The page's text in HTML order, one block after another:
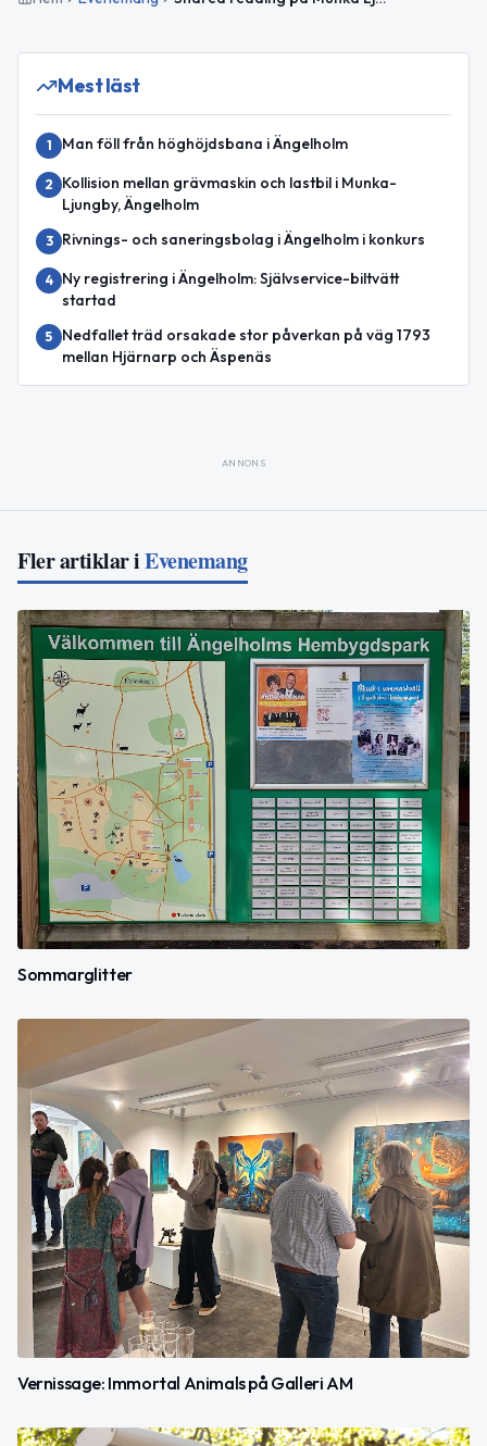
Mest läst
1 Man föll från höghöjdsbana i Ängelholm
2
Kollision mellan grävmaskin och lastbil i Munka-
Ljungby, Ängelholm
3 Rivnings- och saneringsbolag i Ängelholm i konkurs
4
Ny registrering i Ängelholm: Självservice-biltvätt
startad
5
Nedfallet träd orsakade stor påverkan på väg 1793
mellan Hjärnarp och Äspenäs
ANNONS
Fler artiklar iEvenemang
Sommarglitter
Vernissage: Immortal Animals på Galleri AM